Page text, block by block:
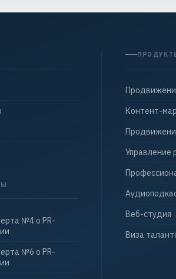
№4 о PR-
№6 о PR-
Контент-
Управление
Веб-студия
Виза